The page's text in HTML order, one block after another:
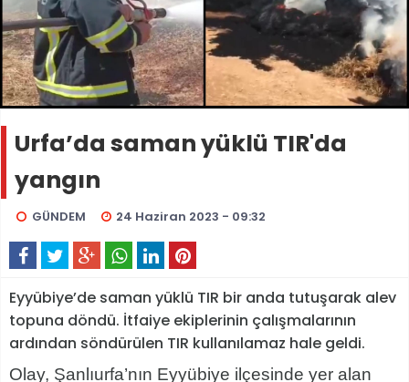
Urfa’da saman yüklü TIR'da
yangın
GÜNDEM 24 Haziran 2023 - 09:32
Eyyübiye’de saman yüklü TIR bir anda tutuşarak alev
topuna döndü. İtfaiye ekiplerinin çalışmalarının
ardından söndürülen TIR kullanılamaz hale geldi.
Olay, Şanlıurfa’nın Eyyübiye ilçesinde yer alan